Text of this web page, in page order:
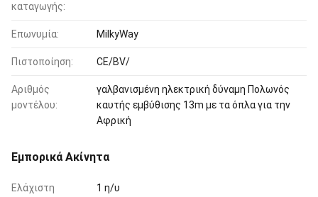
καταγωγής:
Επωνυμία: MilkyWay
Πιστοποίηση: CE/BV/
Αριθμός
μοντέλου:
γαλβανισμένη ηλεκτρική δύναμη Πολωνός
καυτής εμβύθισης 13m με τα όπλα για την
Αφρική
Εμπορικά Ακίνητα
Ελάχιστη
1 η/υ